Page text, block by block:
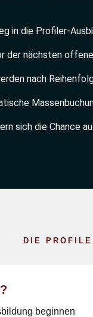
in die Profiler-
der nächsten
nach
sich die Chance
DIE
beginnen